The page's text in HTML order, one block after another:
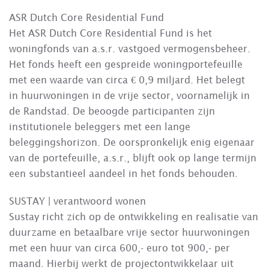
ASR Dutch Core Residential Fund
Het ASR Dutch Core Residential Fund is het
woningfonds van a.s.r. vastgoed vermogensbeheer.
Het fonds heeft een gespreide woningportefeuille
met een waarde van circa € 0,9 miljard. Het belegt
in huurwoningen in de vrije sector, voornamelijk in
de Randstad. De beoogde participanten zijn
institutionele beleggers met een lange
beleggingshorizon. De oorspronkelijk enig eigenaar
van de portefeuille, a.s.r., blijft ook op lange termijn
een substantieel aandeel in het fonds behouden.
SUSTAY | verantwoord wonen
Sustay richt zich op de ontwikkeling en realisatie van
duurzame en betaalbare vrije sector huurwoningen
met een huur van circa 600,- euro tot 900,- per
maand. Hierbij werkt de projectontwikkelaar uit